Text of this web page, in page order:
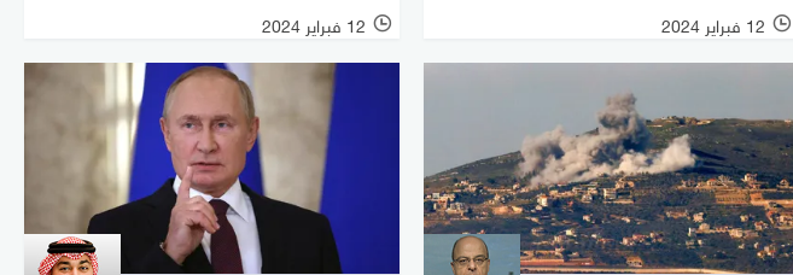
12 فبراير 2024 12 فبراير 2024